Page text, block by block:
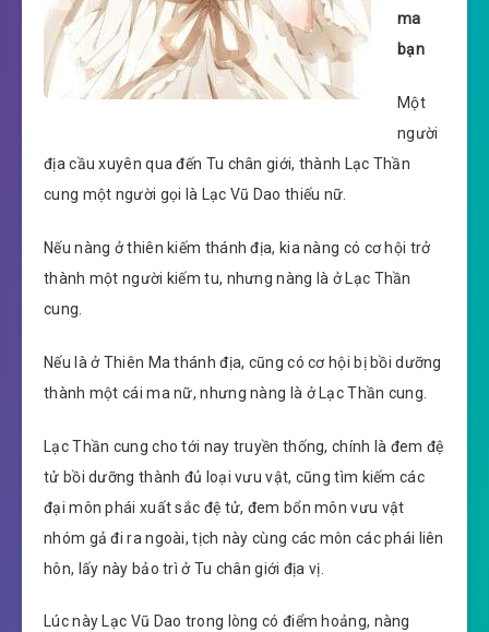
ma
bạn
Một
người
địa cầu xuyên qua đến Tu chân giới, thành Lạc Thần
cung một người gọi là Lạc Vũ Dao thiếu nữ.
Nếu nàng ở thiên kiếm thánh địa, kia nàng có cơ hội trở
thành một người kiếm tu, nhưng nàng là ở Lạc Thần
cung.
Nếu là ở Thiên Ma thánh địa, cũng có cơ hội bị bồi dưỡng
thành một cái ma nữ, nhưng nàng là ở Lạc Thần cung.
Lạc Thần cung cho tới nay truyền thống, chính là đem đệ
tử bồi dưỡng thành đủ loại vưu vật, cũng tìm kiếm các
đại môn phái xuất sắc đệ tử, đem bổn môn vưu vật
nhóm gả đi ra ngoài, tịch này cùng các môn các phái liên
hôn, lấy này bảo trì ở Tu chân giới địa vị.
Lúc này Lạc Vũ Dao trong lòng có điểm hoảng, nàng